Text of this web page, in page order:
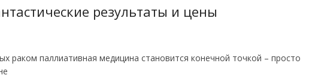
результаты и цены
раком паллиативная медицина становится конечной точкой – просто